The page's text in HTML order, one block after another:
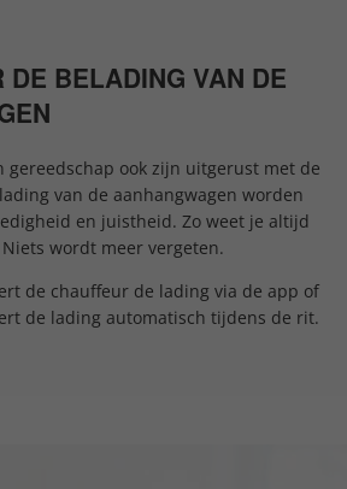
DE BELADING VAN DE
gereedschap ook zijn uitgerust met de
van de aanhangwagen worden
en juistheid. Zo weet je altijd
wordt meer vergeten.
de chauffeur de lading via de app of
de lading automatisch tijdens de rit.